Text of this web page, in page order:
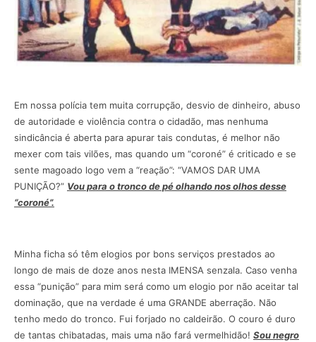
Em nossa polícia tem muita corrupção, desvio de dinheiro, abuso
de autoridade e violência contra o cidadão, mas nenhuma
sindicância é aberta para apurar tais condutas, é melhor não
mexer com tais vilões, mas quando um “coroné” é criticado e se
sente magoado logo vem a “reação”: “VAMOS DAR UMA
PUNIÇÃO?” Vou para o tronco de pé olhando nos olhos desse
“coroné”.
Minha ficha só têm elogios por bons serviços prestados ao
longo de mais de doze anos nesta IMENSA senzala. Caso venha
essa “punição” para mim será como um elogio por não aceitar tal
dominação, que na verdade é uma GRANDE aberração. Não
tenho medo do tronco. Fui forjado no caldeirão. O couro é duro
de tantas chibatadas, mais uma não fará vermelhidão! Sou negro